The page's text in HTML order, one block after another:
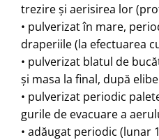
trezire şi aerisirea lor
• pulverizat în mare,
draperiile (la efectuarea
• pulverizat blatul de
şi masa la final, după
• pulverizat periodic
gurile de evacuare a
• adăugat periodic (lunar